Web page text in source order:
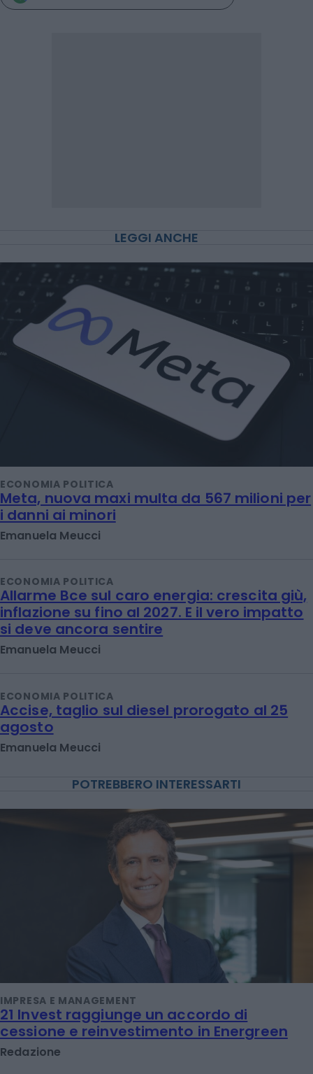
LEGGI ANCHE
ECONOMIA POLITICA
Meta, nuova maxi multa da 567 milioni per
i danni ai minori
Emanuela Meucci
ECONOMIA POLITICA
Allarme Bce sul caro energia: crescita giù,
inflazione su fino al 2027. E il vero impatto
si deve ancora sentire
Emanuela Meucci
ECONOMIA POLITICA
Accise, taglio sul diesel prorogato al 25
agosto
Emanuela Meucci
POTREBBERO INTERESSARTI
IMPRESA E MANAGEMENT
21 Invest raggiunge un accordo di
cessione e reinvestimento in Energreen
Redazione